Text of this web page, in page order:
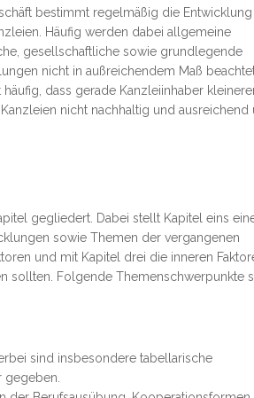
bestimmt regelmäßig die Entwicklung
Häufig werden dabei allgemeine
gesellschaftliche sowie grundlegende
nicht in außreichendem Maß
dass gerade Kanzleiinhaber
nicht nachhaltig und ausreichend
gegliedert. Dabei stellt Kapitel eins
sowie Themen der vergangenen
und mit Kapitel drei die inneren
sollten. Folgende Themenschwerpunkte
sind insbesondere tabellarische
gegeben.